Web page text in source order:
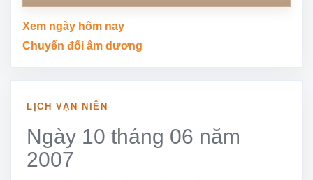
Xem ngày hôm nay
Chuyển đổi âm dương
LỊCH VẠN NIÊN
Ngày 10 tháng 06 năm
2007